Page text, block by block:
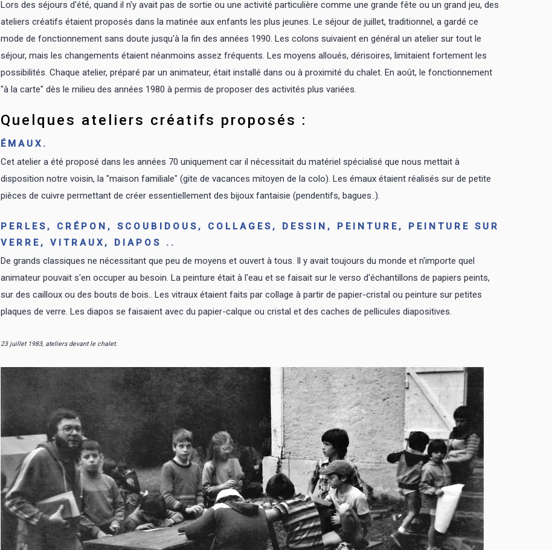
Lors des séjours d'été, quand il n'y avait pas de sortie ou une activité particulière comme une grande fête ou un grand jeu, des
ateliers créatifs étaient proposés dans la matinée aux enfants les plus jeunes. Le séjour de juillet, traditionnel, a gardé ce
mode de fonctionnement sans doute jusqu'à la fin des années 1990. Les colons suivaient en général un atelier sur tout le
séjour, mais les changements étaient néanmoins assez fréquents. Les moyens alloués, dérisoires, limitaient fortement les
possibilités. Chaque atelier, préparé par un animateur, était installé dans ou à proximité du chalet. En août, le fonctionnement
"à la carte" dès le milieu des années 1980 à permis de proposer des activités plus variées.
Quelques ateliers créatifs proposés :
ÉMAUX.
Cet atelier a été proposé dans les années 70 uniquement car il nécessitait du matériel spécialisé que nous mettait à
disposition notre voisin, la "maison familiale" (gite de vacances mitoyen de la colo). Les émaux étaient réalisés sur de petite
pièces de cuivre permettant de créer essentiellement des bijoux fantaisie (pendentifs, bagues..).
PERLES, CRÉPON, SCOUBIDOUS, COLLAGES, DESSIN, PEINTURE, PEINTURE SUR
VERRE, VITRAUX, DIAPOS ..
De grands classiques ne nécessitant que peu de moyens et ouvert à tous. Il y avait toujours du monde et n'importe quel
animateur pouvait s'en occuper au besoin. La peinture était à l'eau et se faisait sur le verso d'échantillons de papiers peints,
sur des cailloux ou des bouts de bois.. Les vitraux étaient faits par collage à partir de papier-cristal ou peinture sur petites
plaques de verre. Les diapos se faisaient avec du papier-calque ou cristal et des caches de pellicules diapositives.
23 juillet 1983, ateliers devant le chalet.